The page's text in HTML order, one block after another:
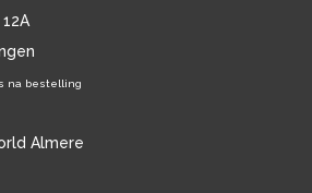
na bestelling
Almere